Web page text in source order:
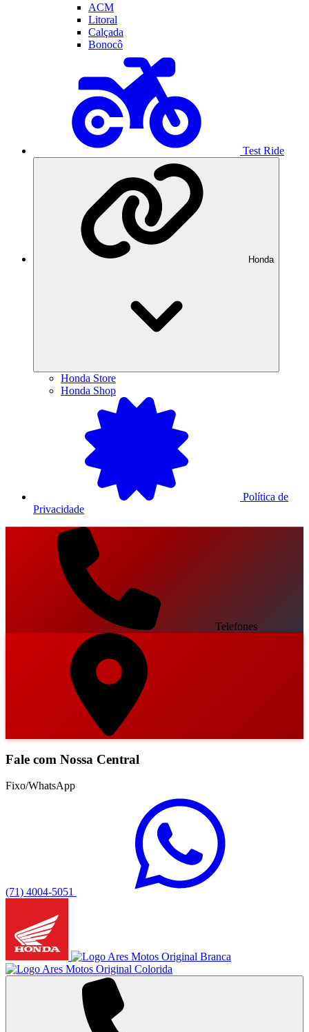
ACM
Litoral
Calçada
Bonocô
Test Ride
Honda
Honda Store
Honda Shop
Política de
Privacidade
Telefones
Fale com Nossa Central
Fixo/WhatsApp
(71) 4004-5051